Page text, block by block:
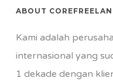
ABOUT
Kami adalah
internasional yang
1 dekade dengan